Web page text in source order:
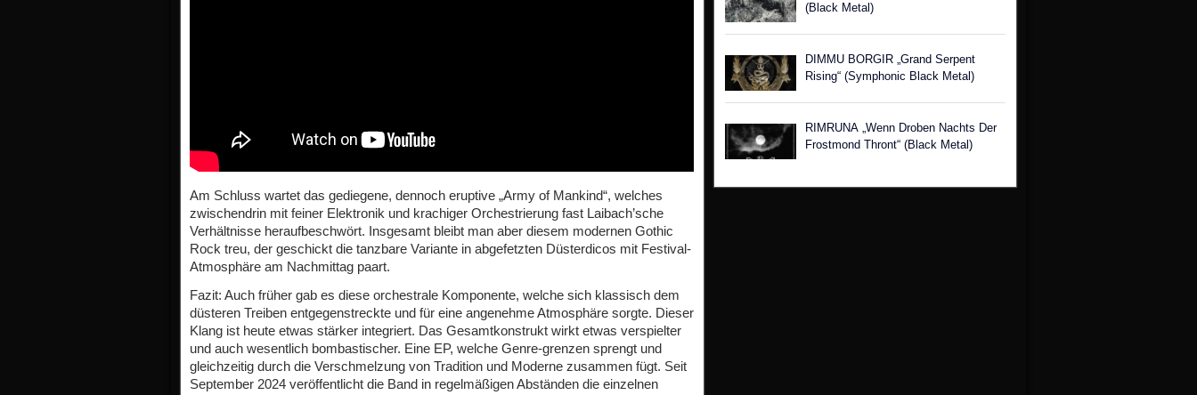
Am Schluss wartet das gediegene, dennoch eruptive „Army of Mankind“, welches
zwischendrin mit feiner Elektronik und krachiger Orchestrierung fast Laibach’sche
Verhältnisse heraufbeschwört. Insgesamt bleibt man aber diesem modernen Gothic
Rock treu, der geschickt die tanzbare Variante in abgefetzten Düsterdicos mit Festival-
Atmosphäre am Nachmittag paart.
Fazit: Auch früher gab es diese orchestrale Komponente, welche sich klassisch dem
düsteren Treiben entgegenstreckte und für eine angenehme Atmosphäre sorgte. Dieser
Klang ist heute etwas stärker integriert. Das Gesamtkonstrukt wirkt etwas verspielter
und auch wesentlich bombastischer. Eine EP, welche Genre-grenzen sprengt und
gleichzeitig durch die Verschmelzung von Tradition und Moderne zusammen fügt. Seit
September 2024 veröffentlicht die Band in regelmäßigen Abständen die einzelnen
(Black Metal)
DIMMU BORGIR „Grand Serpent
Rising“ (Symphonic Black Metal)
RIMRUNA „Wenn Droben Nachts Der
Frostmond Thront“ (Black Metal)